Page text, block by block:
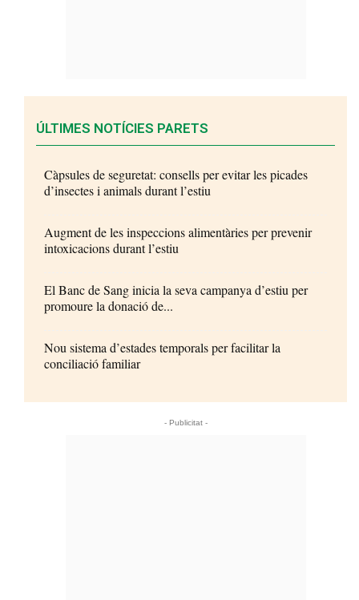
ÚLTIMES NOTÍCIES PARETS
Càpsules de seguretat: consells per evitar les picades
d’insectes i animals durant l’estiu
Augment de les inspeccions alimentàries per prevenir
intoxicacions durant l’estiu
El Banc de Sang inicia la seva campanya d’estiu per
promoure la donació de...
Nou sistema d’estades temporals per facilitar la
conciliació familiar
- Publicitat -